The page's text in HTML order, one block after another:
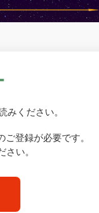
みください。
ご登録が必要です。
い。